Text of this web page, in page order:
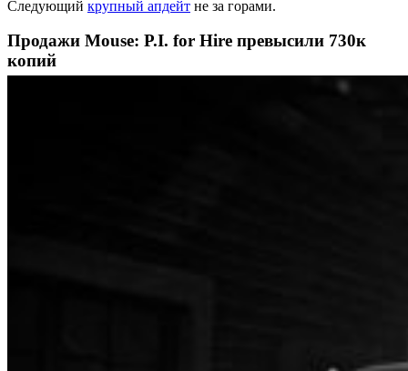
Следующий крупный апдейт не за горами.
Продажи Mouse: P.I. for Hire превысили 730к
копий